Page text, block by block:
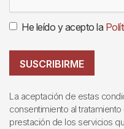
He leído y acepto la
SUSCRIBIRME
La aceptación de estas
consentimiento al
prestación de los servicios